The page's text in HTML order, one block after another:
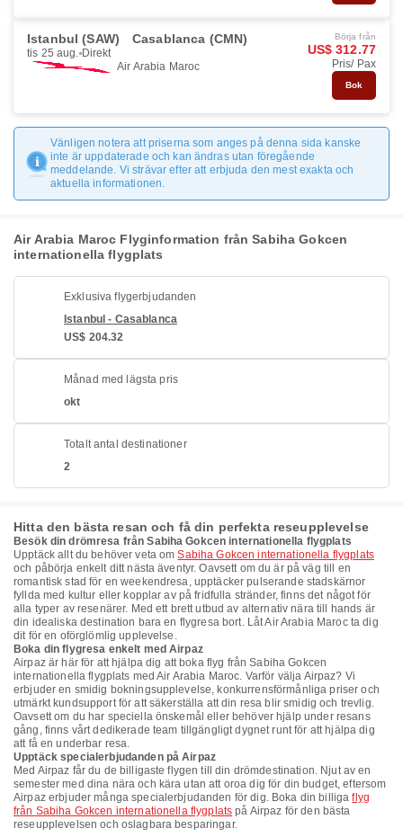
Istanbul (SAW) Casablanca (CMN)
tis 25 aug. Direkt
Air Arabia Maroc
Börja från
US$ 312.77
Pris/ Pax
Bok
Vänligen notera att priserna som anges på denna sida kanske
inte är uppdaterade och kan ändras utan föregående
meddelande. Vi strävar efter att erbjuda den mest exakta och
aktuella informationen.
Air Arabia Maroc Flyginformation från Sabiha Gokcen
internationella flygplats
Exklusiva flygerbjudanden
Istanbul - Casablanca
US$ 204.32
Månad med lägsta pris
okt
Totalt antal destinationer
2
Hitta den bästa resan och få din perfekta reseupplevelse
Besök din drömresa från Sabiha Gokcen internationella flygplats
Upptäck allt du behöver veta omSabiha Gokcen internationella flygplats
och påbörja enkelt ditt nästa äventyr. Oavsett om du är på väg till en
romantisk stad för en weekendresa, upptäcker pulserande stadskärnor
fyllda med kultur eller kopplar av på fridfulla stränder, finns det något för
alla typer av resenärer. Med ett brett utbud av alternativ nära till hands är
din idealiska destination bara en flygresa bort. Låt Air Arabia Maroc ta dig
dit för en oförglömlig upplevelse.
Boka din flygresa enkelt med Airpaz
Airpaz är här för att hjälpa dig att boka flyg från Sabiha Gokcen
internationella flygplats med Air Arabia Maroc. Varför välja Airpaz? Vi
erbjuder en smidig bokningsupplevelse, konkurrensförmånliga priser och
utmärkt kundsupport för att säkerställa att din resa blir smidig och trevlig.
Oavsett om du har speciella önskemål eller behöver hjälp under resans
gång, finns vårt dedikerade team tillgängligt dygnet runt för att hjälpa dig
att få en underbar resa.
Upptäck specialerbjudanden på Airpaz
Med Airpaz får du de billigaste flygen till din drömdestination. Njut av en
semester med dina nära och kära utan att oroa dig för din budget, eftersom
Airpaz erbjuder många specialerbjudanden för dig. Boka din billigaflyg
från Sabiha Gokcen internationella flygplats på Airpaz för den bästa
reseupplevelsen och oslagbara besparingar.